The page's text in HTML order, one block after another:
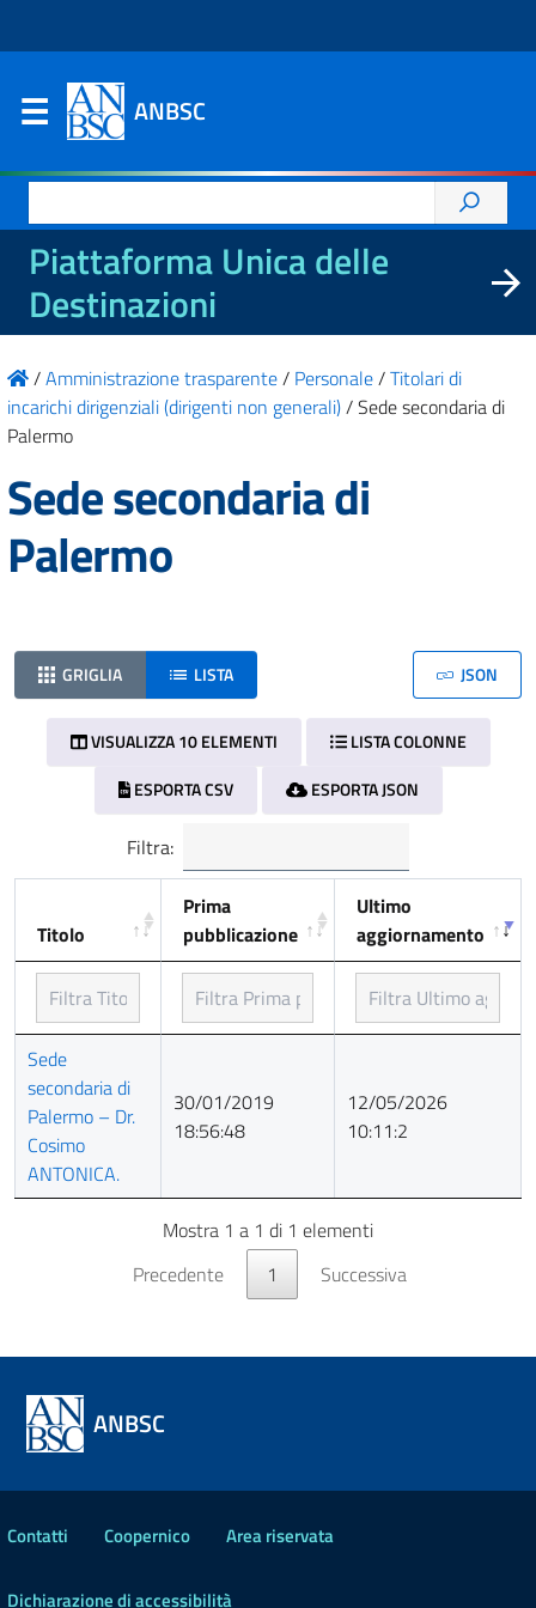
ANBSC
per:
Piattaforma Unica delle
Destinazioni
/Amministrazione trasparente/ Personale/Titolari di
incarichi dirigenziali (dirigenti non generali)/Sede secondaria di
Palermo
Sede secondaria di
Palermo
GRIGLIA LISTA JSON
VISUALIZZA 10 ELEMENTI
LISTA COLONNE
ESPORTA CSV
ESPORTA JSON
Filtra:
Titolo
Prima
pubblicazione
Ultimo
aggiornamento
Titolo
Sede
secondaria di
Palermo – Dr.
Cosimo
ANTONICA.
30/01/2019
18:56:48
12/05/2026
10:11:2
Mostra 1 a 1 di 1 elementi
Precedente
1 Successiva
ANBSC
Contatti Coopernico Area riservata
Dichiarazione di accessibilità